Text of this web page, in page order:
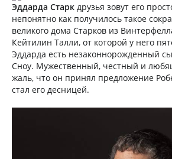
Эддарда Старк друзья зовут его
непонятно как получилось такое
великого дома Старков из
Кейтилин Талли, от которой у него
Эддарда есть незаконнорожденный
Сноу. Мужественный, честный и
жаль, что он принял предложение
стал его десницей.